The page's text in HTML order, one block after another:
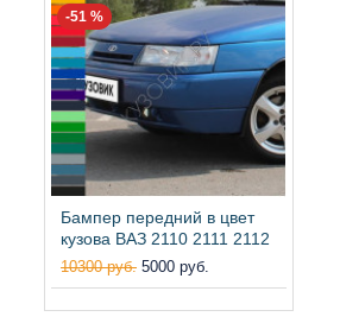
-51 %
Бампер передний в цвет
кузова ВАЗ 2110 2111 2112
10300 руб. 5000 руб.